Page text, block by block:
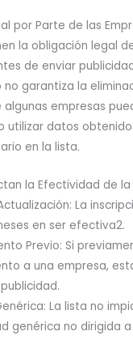
por Parte de las
la obligación legal
de enviar
no garantiza la
empresas
utilizar datos
en la lista.
la Efectividad de la
La
en ser efectiva2.
Previo: Si
a una empresa,
La lista no
genérica no dirigida